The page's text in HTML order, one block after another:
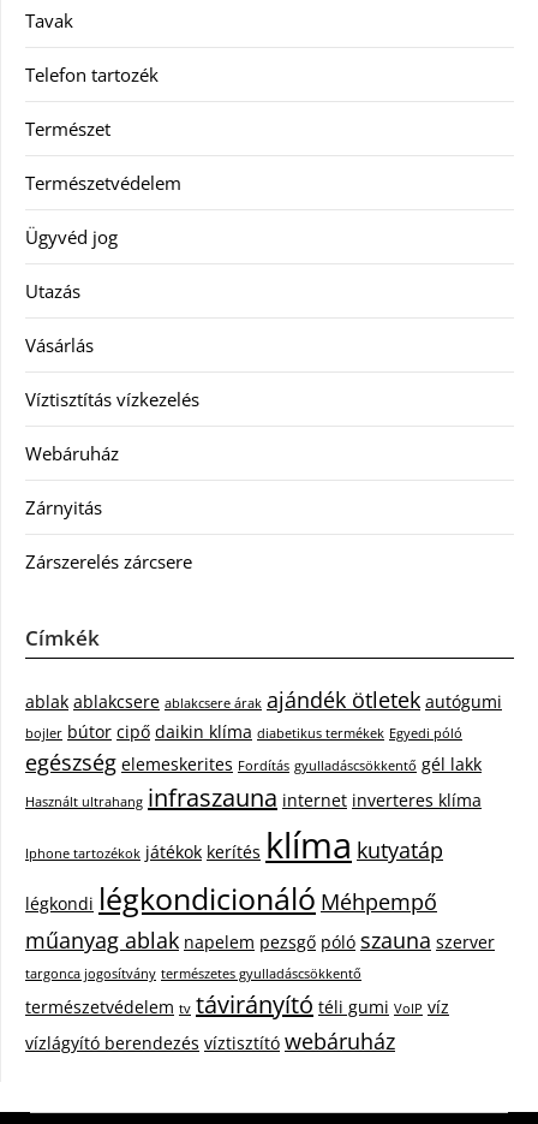
Tavak
Telefon tartozék
Természet
Természetvédelem
Ügyvéd jog
Utazás
Vásárlás
Víztisztítás vízkezelés
Webáruház
Zárnyitás
Zárszerelés zárcsere
Címkék
ablak ablakcsere ablakcsere árak ajándék ötletek autógumi
bojler bútor cipő daikin klíma diabetikus termékek Egyedi póló
egészség elemeskerites Fordítás gyulladáscsökkentő gél lakk
Használt ultrahang infraszauna internet inverteres klíma
Iphone tartozékok játékok kerítés klíma kutyatáp
légkondi légkondicionáló Méhpempő
műanyag ablak napelem pezsgő póló szauna szerver
targonca jogosítvány természetes gyulladáscsökkentő
természetvédelem tv távirányító téli gumi VoIP víz
vízlágyító berendezés víztisztító webáruház